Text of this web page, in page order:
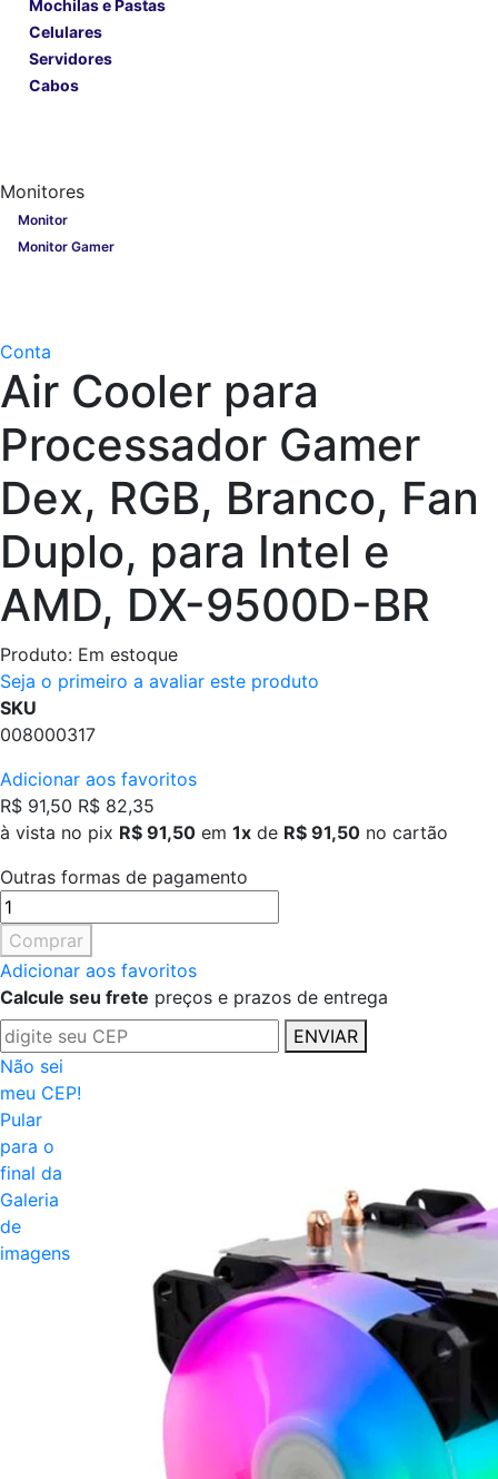
Mochilas e Pastas
Celulares
Servidores
Cabos
Monitores
Monitor
Monitor Gamer
Conta
Air Cooler para
Processador Gamer
Dex, RGB, Branco, Fan
Duplo, para Intel e
AMD, DX-9500D-BR
Produto: Em estoque
Seja o primeiro a avaliar este produto
SKU
008000317
Adicionar aos favoritos
R$ 91,50 R$ 82,35
à vista no pix R$ 91,50 em 1x de R$ 91,50 no cartão
Outras formas de pagamento
Comprar
Adicionar aos favoritos
Calcule seu frete preços e prazos de entrega
ENVIAR
Não sei
meu CEP!
Pular
para o
final da
Galeria
de
imagens